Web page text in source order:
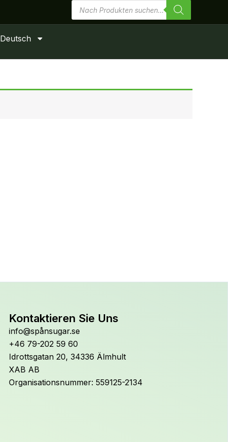
Deutsch
Kontaktieren Sie Uns
info@spånsugar.se
+46 79-202 59 60
Idrottsgatan 20, 34336 Älmhult
XAB AB
Organisationsnummer: 559125-2134